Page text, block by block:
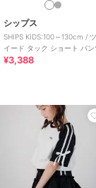
シップス
SHIPS KIDS:100～130cm / ツ
イード タック ショート パン
¥3,388